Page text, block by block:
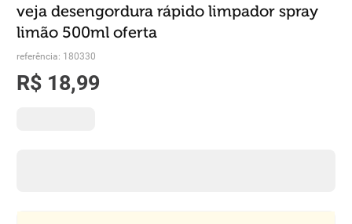
veja desengordura rápido limpador spray
limão 500ml oferta
referência: 180330
R$ 18,99
6º vinhos
7